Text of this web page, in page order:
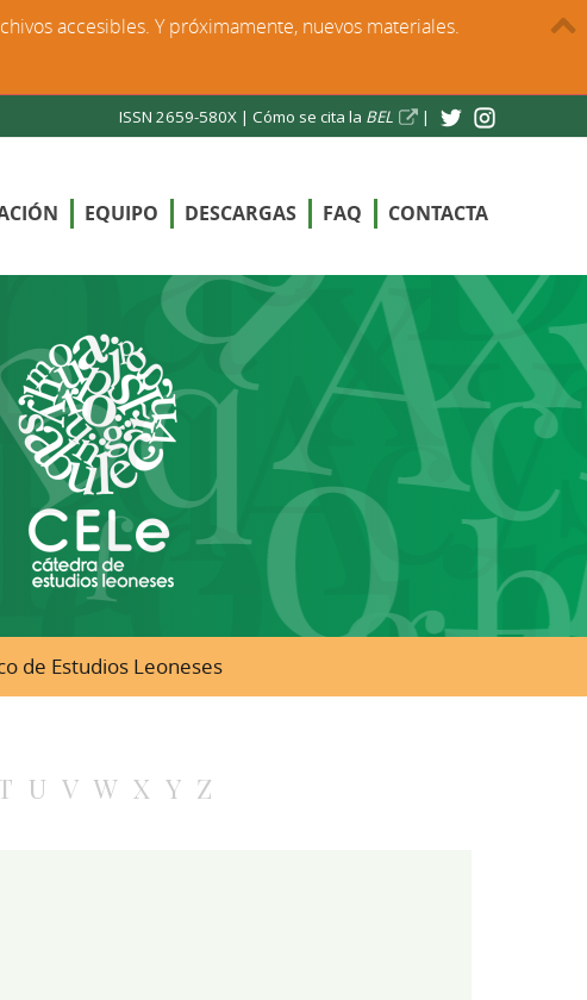
ISSN 2659-580X | Cómo se cita la BEL |
EQUIPO DESCARGAS FAQ CONTACTA
de Estudios Leoneses
U V W X Y Z
accesibles. Y próximamente, nuevos materiales.